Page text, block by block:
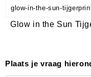
glow-in-the-sun-
Glow in the Sun
Plaats je vraag